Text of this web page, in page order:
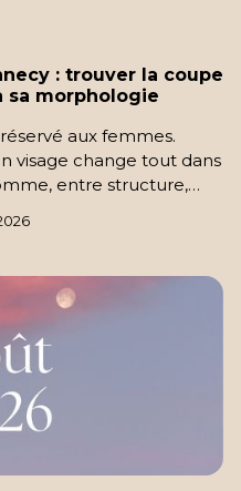
: trouver la coupe
sa morphologie
aux femmes.
visage change tout dans
entre structure,